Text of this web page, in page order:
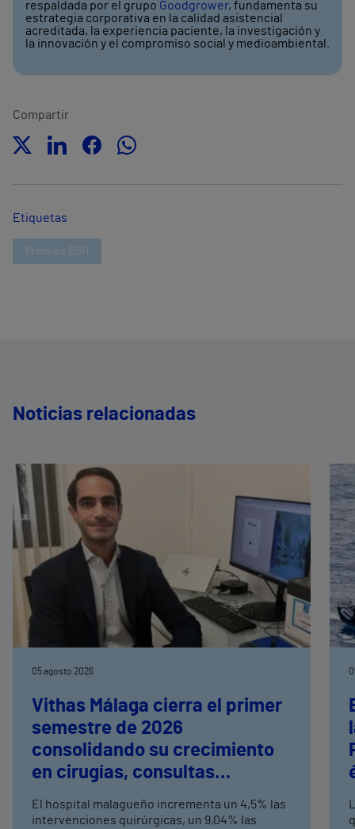
respaldada por el grupo Goodgrower, fundamenta su
estrategia corporativa en la calidad asistencial
acreditada, la experiencia paciente, la investigación y
la innovación y el compromiso social y medioambiental.
Compartir
Etiquetas
Premios BSH
Noticias relacionadas
05 agosto 2026
Vithas Málaga cierra el primer
semestre de 2026
consolidando su crecimiento
en cirugías, consultas
El hospital malagueño incrementa un 4,5% las
intervenciones quirúrgicas, un 9,04% las